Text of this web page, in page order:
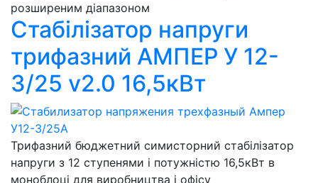
розширеним діапазоном
Стабілізатор напруги
трифазний АМПЕР У 12-
3/25 v2.0 16,5кВт
Трифазний бюджетний симисторний стабілізатор
напруги з 12 ступенями і потужністю 16,5кВт в
моноблоці для виробництва і офісу